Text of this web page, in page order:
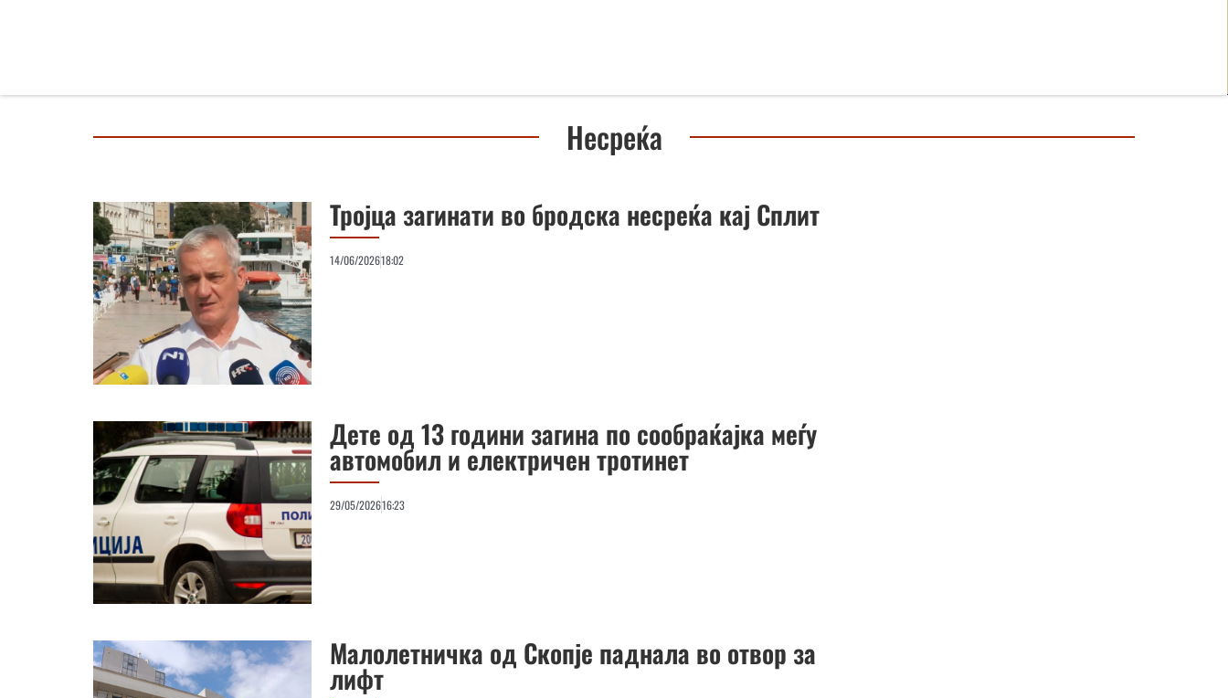
Несреќа
Тројца загинати во бродска несреќа кај Сплит
14/06/202618:02
Дете од 13 години загина по сообраќајка меѓу
автомобил и електричен тротинет
29/05/202616:23
Малолетничка од Скопје паднала во отвор за
лифт